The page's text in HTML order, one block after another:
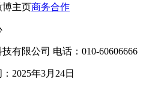
博主页商务合作
有限公司 电话：010-60606666
2025年3月24日